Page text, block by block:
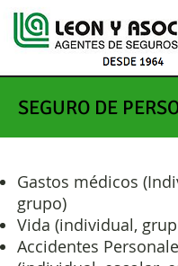
SEGURO DE
Gastos médicos
grupo)
Vida (individual,
Accidentes